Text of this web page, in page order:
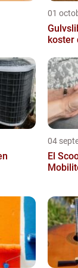
01
koster
04
El